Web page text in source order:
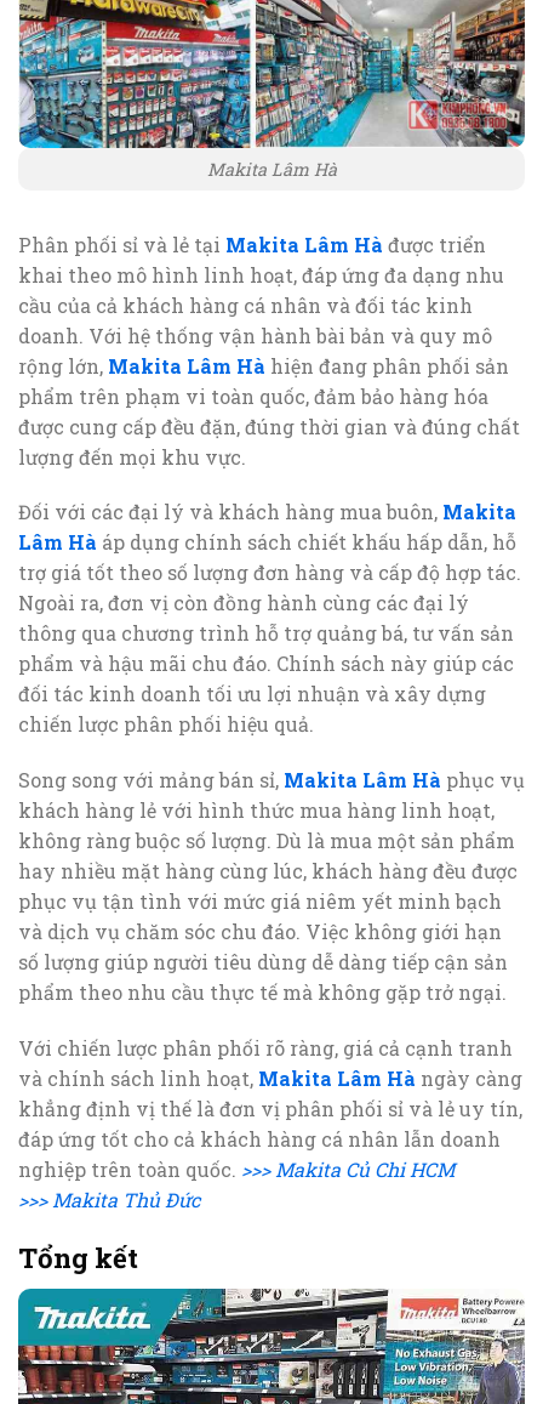
Makita Lâm Hà
Phân phối sỉ và lẻ tại Makita Lâm Hà được triển
khai theo mô hình linh hoạt, đáp ứng đa dạng nhu
cầu của cả khách hàng cá nhân và đối tác kinh
doanh. Với hệ thống vận hành bài bản và quy mô
rộng lớn, Makita Lâm Hà hiện đang phân phối sản
phẩm trên phạm vi toàn quốc, đảm bảo hàng hóa
được cung cấp đều đặn, đúng thời gian và đúng chất
lượng đến mọi khu vực.
Đối với các đại lý và khách hàng mua buôn, Makita
Lâm Hà áp dụng chính sách chiết khấu hấp dẫn, hỗ
trợ giá tốt theo số lượng đơn hàng và cấp độ hợp tác.
Ngoài ra, đơn vị còn đồng hành cùng các đại lý
thông qua chương trình hỗ trợ quảng bá, tư vấn sản
phẩm và hậu mãi chu đáo. Chính sách này giúp các
đối tác kinh doanh tối ưu lợi nhuận và xây dựng
chiến lược phân phối hiệu quả.
Song song với mảng bán sỉ, Makita Lâm Hà phục vụ
khách hàng lẻ với hình thức mua hàng linh hoạt,
không ràng buộc số lượng. Dù là mua một sản phẩm
hay nhiều mặt hàng cùng lúc, khách hàng đều được
phục vụ tận tình với mức giá niêm yết minh bạch
và dịch vụ chăm sóc chu đáo. Việc không giới hạn
số lượng giúp người tiêu dùng dễ dàng tiếp cận sản
phẩm theo nhu cầu thực tế mà không gặp trở ngại.
Với chiến lược phân phối rõ ràng, giá cả cạnh tranh
và chính sách linh hoạt, Makita Lâm Hà ngày càng
khẳng định vị thế là đơn vị phân phối sỉ và lẻ uy tín,
đáp ứng tốt cho cả khách hàng cá nhân lẫn doanh
nghiệp trên toàn quốc. >>> Makita Củ Chi HCM
>>> Makita Thủ Đức
Tổng kết